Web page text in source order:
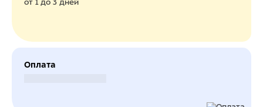
от 1 до 3 дней
Оплата